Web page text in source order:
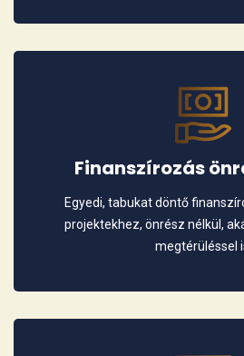
Finanszírozás
Egyedi, tabukat döntő
projektekhez, önrész nélkül,
megtérüléssel